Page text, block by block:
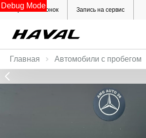
Debug Mode
Обратный звонок Запись на сервис
Главная Автомобили с пробегом